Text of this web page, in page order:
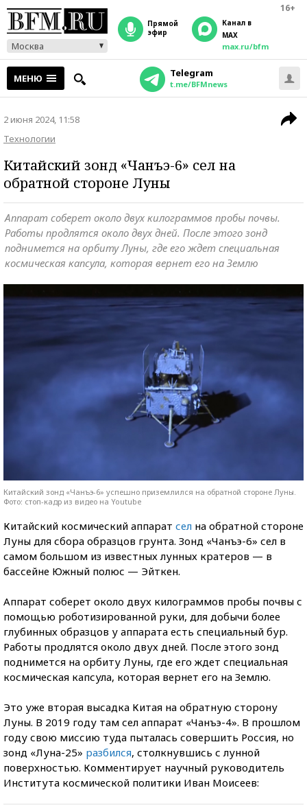
16+
Москва
прямой
эфир
Канал в
MAX
max.ru/bfm
МЕНЮ Telegram
t.me/BFMnews
2 июня 2024, 11:58
Технологии
Китайский зонд «Чанъэ-6» сел на
обратной стороне Луны
Аппарат соберет около двух килограммов пробы почвы.
Работы продлятся около двух дней. После этого зонд
поднимется на орбиту Луны, где его ждет специальная
космическая капсула, которая вернет его на Землю
Китайский зонд «Чанъэ-6» успешно приземлился на обратной стороне Луны.
Фото: стоп-кадр из видео на Youtube
Китайский космический аппарат сел на обратной стороне
Луны для сбора образцов грунта. Зонд «Чанъэ-6» сел в
самом большом из известных лунных кратеров — в
бассейне Южный полюс — Эйткен.
Аппарат соберет около двух килограммов пробы почвы с
помощью роботизированной руки, для добычи более
глубинных образцов у аппарата есть специальный бур.
Работы продлятся около двух дней. После этого зонд
поднимется на орбиту Луны, где его ждет специальная
космическая капсула, которая вернет его на Землю.
Это уже вторая высадка Китая на обратную сторону
Луны. В 2019 году там сел аппарат «Чанъэ-4». В прошлом
году свою миссию туда пыталась совершить Россия, но
зонд «Луна-25» разбился, столкнувшись с лунной
поверхностью. Комментирует научный руководитель
Института космической политики Иван Моисеев: